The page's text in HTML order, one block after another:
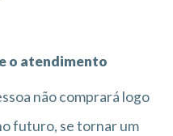
o atendimento
não comprará logo
futuro, se tornar um